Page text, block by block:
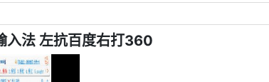
入法 左抗百度右打360